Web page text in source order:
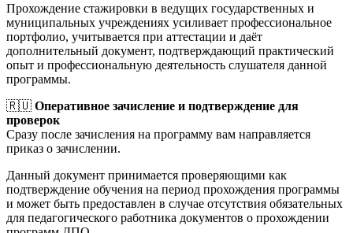
Прохождение стажировки в ведущих государственных и
муниципальных учреждениях усиливает профессиональное
портфолио, учитывается при аттестации и даёт
дополнительный документ, подтверждающий практический
опыт и профессиональную деятельность слушателя данной
программы.
🇷🇺 Оперативное зачисление и подтверждение для
проверок
Сразу после зачисления на программу вам направляется
приказ о зачислении.
Данный документ принимается проверяющими как
подтверждение обучения на период прохождения программы
и может быть предоставлен в случае отсутствия обязательных
для педагогического работника документов о прохождении